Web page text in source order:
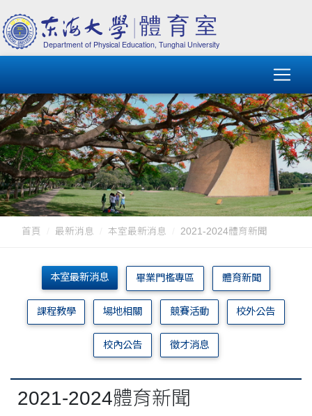
首頁 最新消息 本室最新消息 2021-2024體育新聞
本室最新消息 畢業門檻專區 體育新聞
課程教學 場地相關 競賽活動 校外公告
校內公告 徵才消息
2021-2024體育新聞